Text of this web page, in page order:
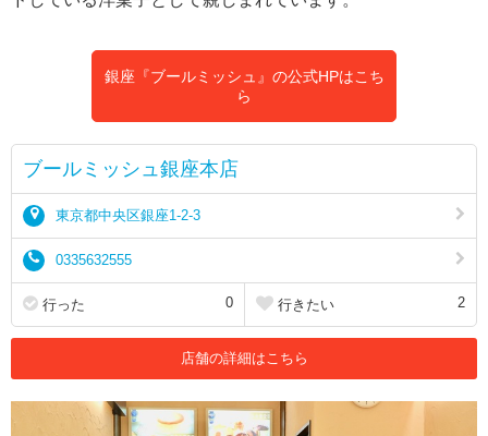
銀座『ブールミッシュ』の公式HPはこち
ら
ブールミッシュ銀座本店
東京都中央区銀座1-2-3
0335632555
行った 0 行きたい 2
店舗の詳細はこちら